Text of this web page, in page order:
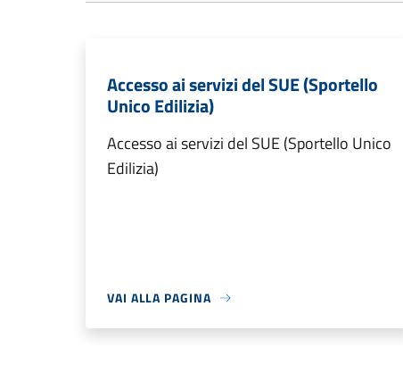
Accesso ai servizi del SUE (Sportello
Unico Edilizia)
Accesso ai servizi del SUE (Sportello Unico
Edilizia)
VAI ALLA PAGINA